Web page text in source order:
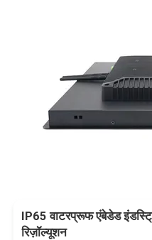
IP65 वाटरप्रूफ एंबेडेड
रिज़ॉल्यूशन